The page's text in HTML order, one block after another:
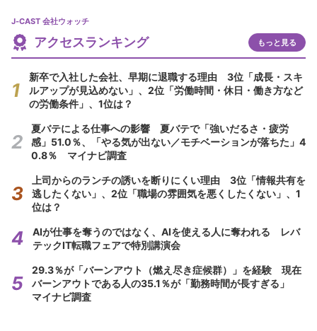
J-CAST 会社ウォッチ
アクセスランキング もっと見る
新卒で入社した会社、早期に退職する理由 3位「成長・スキ
ルアップが見込めない」、2位「労働時間・休日・働き方など
の労働条件」、1位は？
夏バテによる仕事への影響 夏バテで「強いだるさ・疲労
感」51.0％、「やる気が出ない／モチベーションが落ちた」4
0.8％ マイナビ調査
上司からのランチの誘いを断りにくい理由 3位「情報共有を
逃したくない」、2位「職場の雰囲気を悪くしたくない」、1
位は？
AIが仕事を奪うのではなく、AIを使える人に奪われる レバ
テックIT転職フェアで特別講演会
29.3％が「バーンアウト（燃え尽き症候群）」を経験 現在
バーンアウトである人の35.1％が「勤務時間が長すぎる」
マイナビ調査